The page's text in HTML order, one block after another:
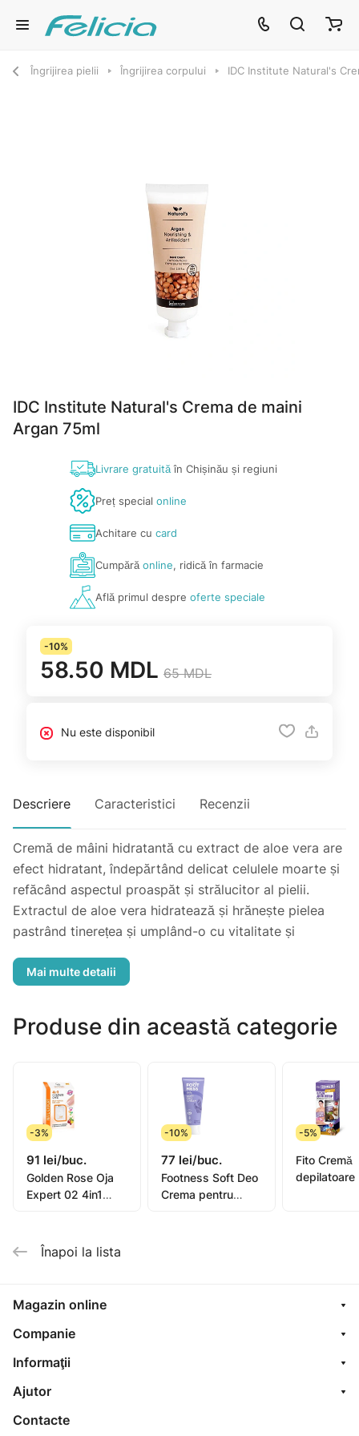
Îngrijirea pielii Îngrijirea corpului IDC Institute Natural's
IDC Institute Natural's Crema de maini
Argan 75ml
Livrare gratuităîn Chișinău și regiuni
Preț special online
Achitare cu card
Cumpărăonline, ridică în farmacie
Află primul despre oferte speciale
-10%
58.50 MDL 65 MDL
Nu este disponibil
Descriere Caracteristici Recenzii
Cremă de mâini hidratantă cu extract de aloe vera are
efect hidratant, îndepărtând delicat celulele moarte și
refăcând aspectul proaspăt și strălucitor al pielii.
Extractul de aloe vera hidratează și hrănește pielea
pastrând tinerețea și umplând-o cu vitalitate și
Produse din această categorie
-3%
91 lei/buc.
Golden Rose Oja
Expert 02 4in1
-10%
77 lei/buc.
Footness Soft Deo
Crema pentru
-5%
Fito Cremă
depilatoare
Înapoi la lista
Magazin online
Companie
Informaţii
Ajutor
Contacte